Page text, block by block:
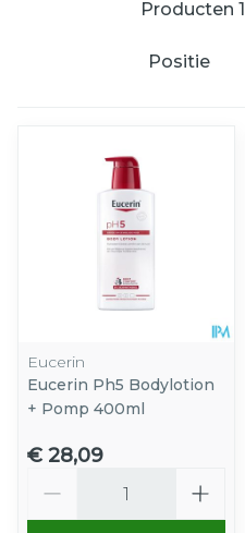
Producten 1
Sorteer op:
Eucerin
Eucerin Ph5 Bodylotion
+ Pomp 400ml
€ 28,09